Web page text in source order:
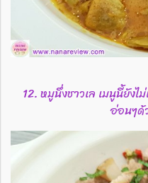
12. หมูนึ่งชาวเล เมนูนี้ยัง
อ่อนๆด้